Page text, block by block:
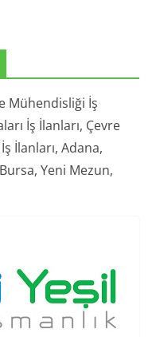
Mühendisliği İş
İş İlanları, Çevre
İlanları, Adana,
Yeni Mezun,